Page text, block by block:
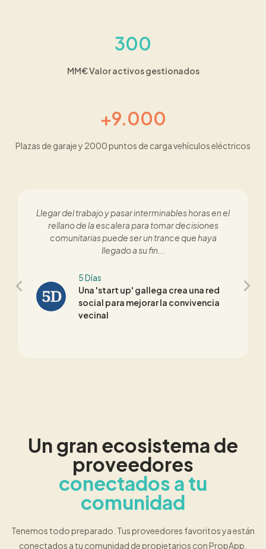
300
MM€ Valor activos gestionados
+9.000
Plazas de garaje y 2000 puntos de carga vehículos eléctricos
Llegar del trabajo y pasar interminables horas en el
rellano de la escalera para tomar decisiones
comunitarias puede ser un trance que haya
llegado a su fin...
5 Días
Una 'start up' gallega crea una red
social para mejorar la convivencia
vecinal
Un gran ecosistema de
proveedores
conectados a tu
comunidad
Tenemos todo preparado. Tus proveedores favoritos ya están
conectados a tu comunidad de propietarios con PropApp.